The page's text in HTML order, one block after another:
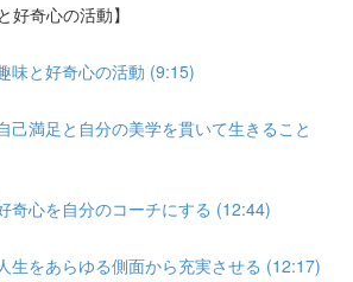
奇心の活動】
味と好奇心の活動 (9:15)
満足と自分の美学を貫いて生きること
心を自分のコーチにする (12:44)
をあらゆる側面から充実させる (12:17)